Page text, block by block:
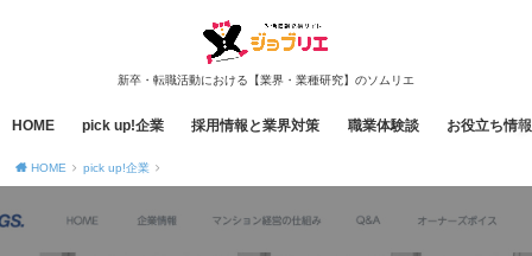
新卒・転職活動における【業界・業種研究】のソムリエ
HOME pick up!企業 採用情報と業界対策 職業体験談 お役立ち情報
HOME pick up!企業